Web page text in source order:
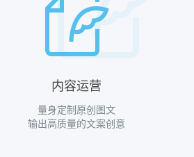
内容运营
量身定制原创图文
输出高质量的文案创意